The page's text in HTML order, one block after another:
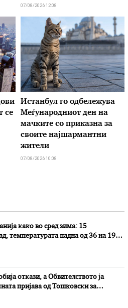
07/08/2026 12:08
се
Истанбул го одбележува
Меѓународниот ден на
мачките со приказна за
своите најшармантни
жители
07/08/2026 10:08
како во сред зима: 15
температурата падна од 36 на 19
откази, а Обвителството ја
пријава од Тошковски за